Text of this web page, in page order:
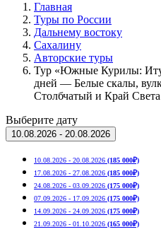
Главная
Туры по России
Дальнему востоку
Сахалину
Авторские туры
Тур «Южные Курилы:
дней — Белые скалы,
Столбчатый и Край Света
Выберите дату
10.08.2026 - 20.08.2026
10.08.2026 - 20.08.2026 (185 000₽)
17.08.2026 - 27.08.2026 (185 000₽)
24.08.2026 - 03.09.2026 (175 000₽)
07.09.2026 - 17.09.2026 (175 000₽)
14.09.2026 - 24.09.2026 (175 000₽)
21.09.2026 - 01.10.2026 (165 000₽)